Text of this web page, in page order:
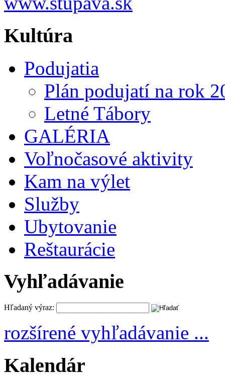
Kultúra
Podujatia
Plán podujatí na rok
Letné Tábory
GALÉRIA
Voľnočasové aktivity
Kam na výlet
Služby
Ubytovanie
Reštaurácie
Vyhľadávanie
Hľadaný výraz:
rozšírené vyhľadávanie ...
Kalendár